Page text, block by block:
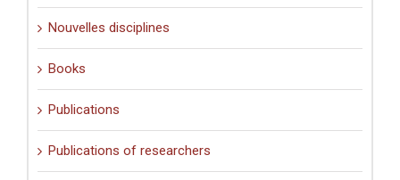
Nouvelles disciplines
Books
Publications
Publications of researchers